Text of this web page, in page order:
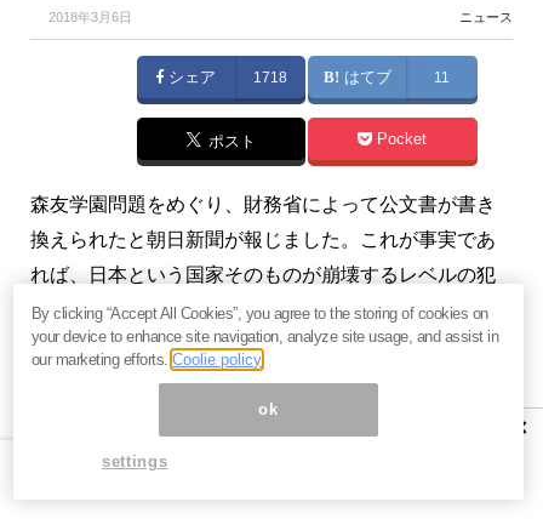
2018年3月6日 ニュース
シェア 1718 はてブ 11
ポスト Pocket
森友学園問題をめぐり、財務省によって公文書が書き
換えられたと朝日新聞が報じました。これが事実であ
れば、日本という国家そのものが崩壊するレベルの犯
罪です。（『らぽーる・マガジン』）
※本記事は、『らぽーる・マガジン
の一部抜粋です。ご興味を持たれた方はぜひこの機会
今月すべて無料のお試し購読をどうぞ。 ×
By clicking “Accept All Cookies”, you agree to the storing of cookies on
your device to enhance site navigation, analyze site usage, and assist in
our marketing efforts.Coolie policy
ok
settings